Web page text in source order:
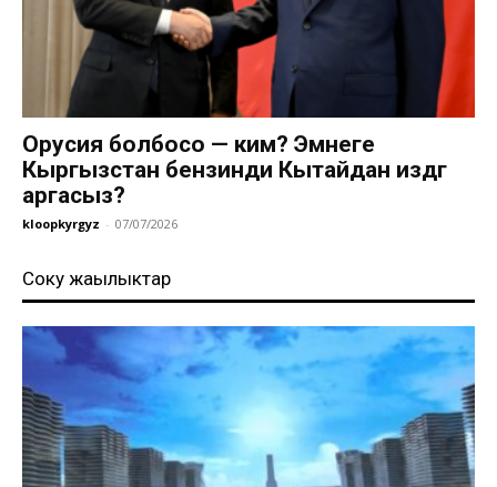
Орусия болбосо — ким? Эмнеге
Кыргызстан бензинди Кытайдан издөөгө
аргасыз?
kloopkyrgyz - 07/07/2026
Соңку жаңылыктар